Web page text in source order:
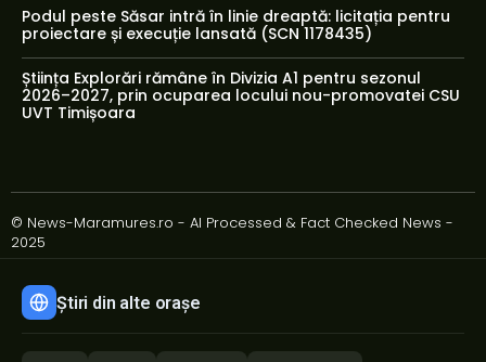
Podul peste Săsar intră în linie dreaptă: licitația pentru
proiectare și execuție lansată (SCN 1178435)
Știința Explorări rămâne în Divizia A1 pentru sezonul
2026–2027, prin ocuparea locului nou-promovatei CSU
UVT Timișoara
© News-Maramures.ro - AI Processed & Fact Checked News -
2025
Știri din alte orașe